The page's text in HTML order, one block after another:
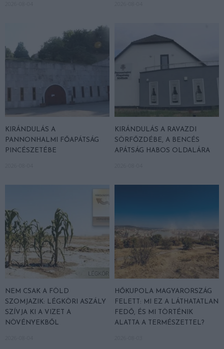
KIRÁNDULÁS A
PANNONHALMI FŐAPÁTSÁG
PINCÉSZETÉBE
KIRÁNDULÁS A RAVAZDI
SÖRFŐZDÉBE, A BENCÉS
APÁTSÁG HABOS OLDALÁRA
NEM CSAK A FÖLD
SZOMJAZIK: LÉGKÖRI ASZÁLY
SZÍVJA KI A VIZET A
NÖVÉNYEKBŐL
HŐKUPOLA MAGYARORSZÁG
FELETT: MI EZ A LÁTHATATLAN
FEDŐ, ÉS MI TÖRTÉNIK
ALATTA A TERMÉSZETTEL?